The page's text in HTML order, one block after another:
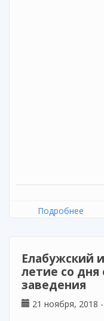
Подробнее
Елабужский
летие со дня
заведения
21 ноября, 2018